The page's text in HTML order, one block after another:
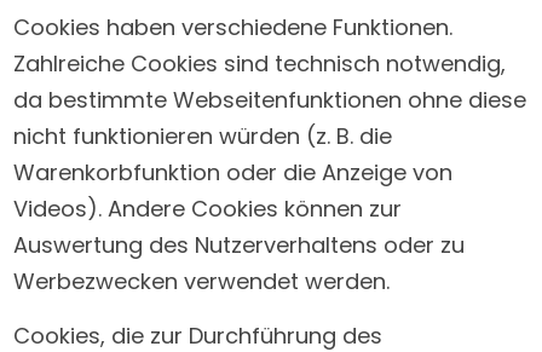
Cookies haben verschiedene Funktionen.
Zahlreiche Cookies sind technisch notwendig,
da bestimmte Webseitenfunktionen ohne diese
nicht funktionieren würden (z. B. die
Warenkorbfunktion oder die Anzeige von
Videos). Andere Cookies können zur
Auswertung des Nutzerverhaltens oder zu
Werbezwecken verwendet werden.
Cookies, die zur Durchführung des